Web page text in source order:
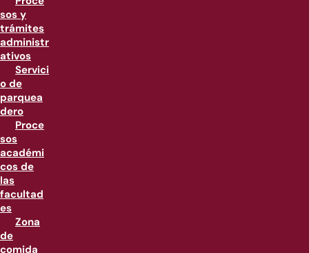
sos y
trámites
administr
ativos
Servici
o de
parquea
dero
Proce
sos
académi
cos de
las
facultad
es
Zona
de
comida